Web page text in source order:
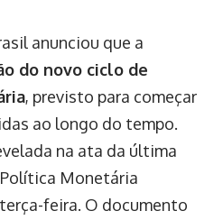
anunciou que a
do novo ciclo de
, previsto para começar
ao longo do tempo.
na ata da última
Monetária
feira. O documento